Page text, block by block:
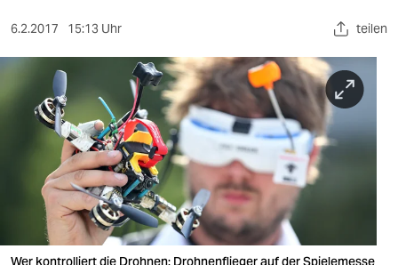
sport
berlin
wahrheit
verlag
6.2.2017 15:13 Uhr teilen
Wer kontrolliert die Drohnen: Drohnenflieger auf der Spielemesse